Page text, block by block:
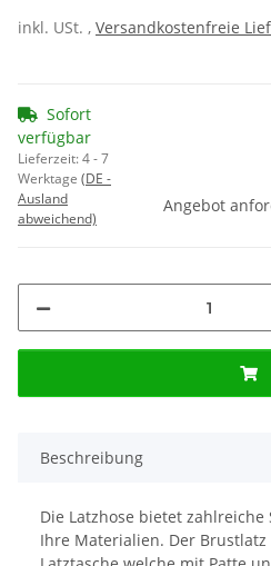
inkl. USt. , Versandkostenfreie
Sofort
verfügbar
Lieferzeit:4 - 7
Werktage (DE -
Ausland
abweichend)
Angebot
Beschreibung
Die Latzhose bietet
Ihre Materialien. Der